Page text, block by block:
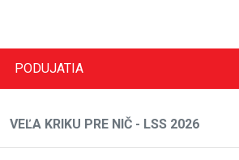
PODUJATIA
VEĽA KRIKU PRE NIČ - LSS 2026